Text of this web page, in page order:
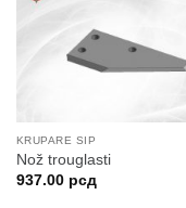
KRUPARE SIP
Nož trouglasti
937.00 рсд